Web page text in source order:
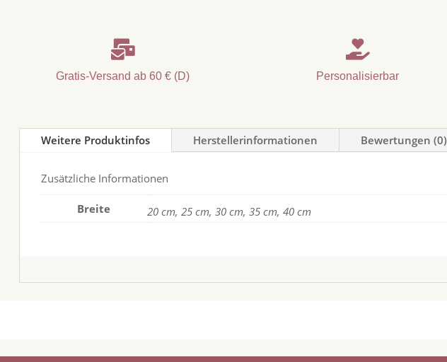

Gratis-Versand ab 60 € (D)

Personalisierbar
Weitere Produktinfos Herstellerinformationen Bewertungen (0)
Zusätzliche Informationen
Breite 20 cm, 25 cm, 30 cm, 35 cm, 40 cm